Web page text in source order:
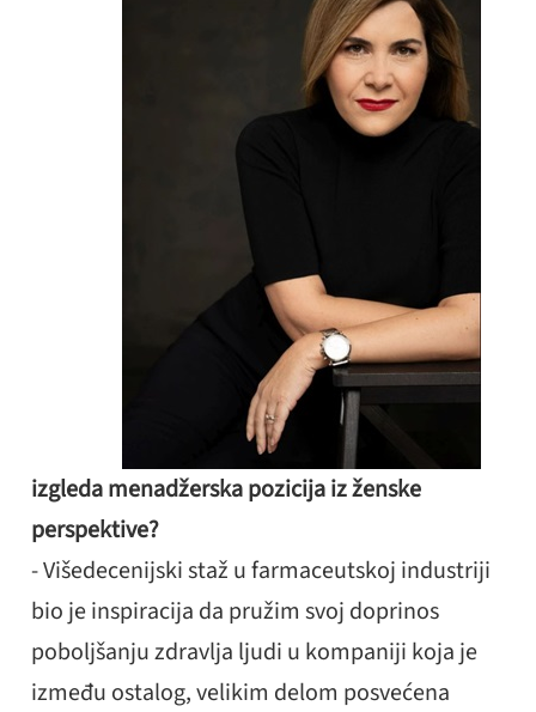
izgleda menadžerska pozicija iz ženske
perspektive?
- Višedecenijski staž u farmaceutskoj industriji
bio je inspiracija da pružim svoj doprinos
poboljšanju zdravlja ljudi u kompaniji koja je
između ostalog, velikim delom posvećena